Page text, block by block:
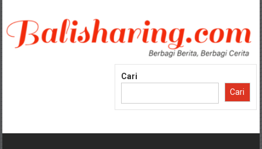
konten
Cari
Cari